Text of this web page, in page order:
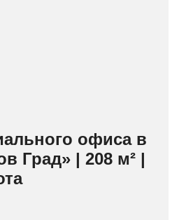
офиса в
Град» | 208 м² |